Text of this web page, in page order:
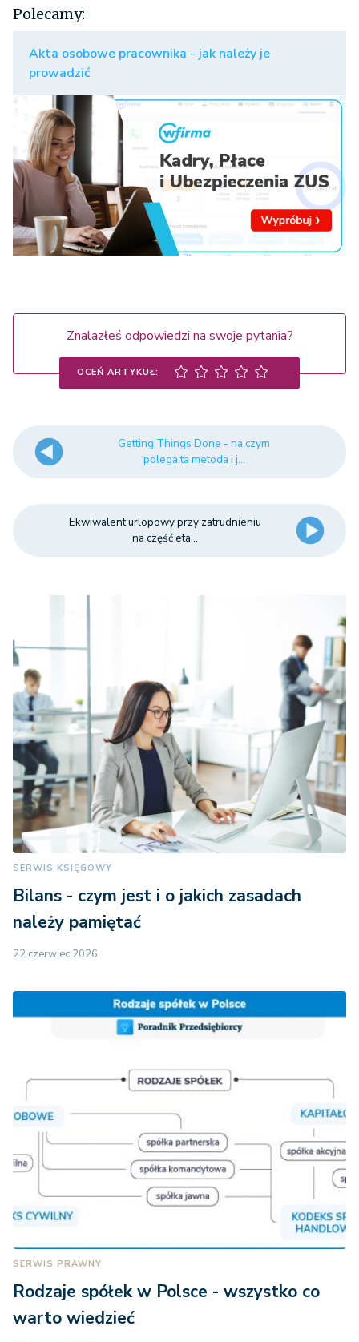
Polecamy:
Akta osobowe pracownika - jak należy je
prowadzić
Znalazłeś odpowiedzi na swoje pytania?
OCEŃ ARTYKUŁ:
Getting Things Done - na czym
polega ta metoda i j...
Ekwiwalent urlopowy przy zatrudnieniu
na część eta...
SERWIS KSIĘGOWY
Bilans - czym jest i o jakich zasadach
należy pamiętać
22 czerwiec 2026
SERWIS PRAWNY
Rodzaje spółek w Polsce - wszystko co
warto wiedzieć